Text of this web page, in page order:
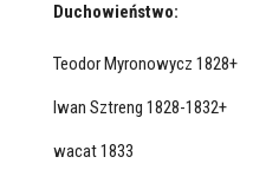
Duchowieństwo:
Teodor Myronowycz 1828+
Iwan Sztreng 1828-1832+
wacat 1833